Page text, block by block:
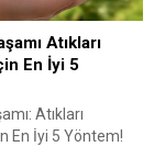
Pek çok ebeveyn,
Atıkları
En İyi 5
Atıkları
En İyi 5 Yöntem!